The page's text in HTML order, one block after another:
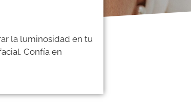
la luminosidad en tu
Confía en